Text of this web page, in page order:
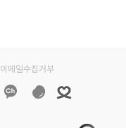
이메일수집거부